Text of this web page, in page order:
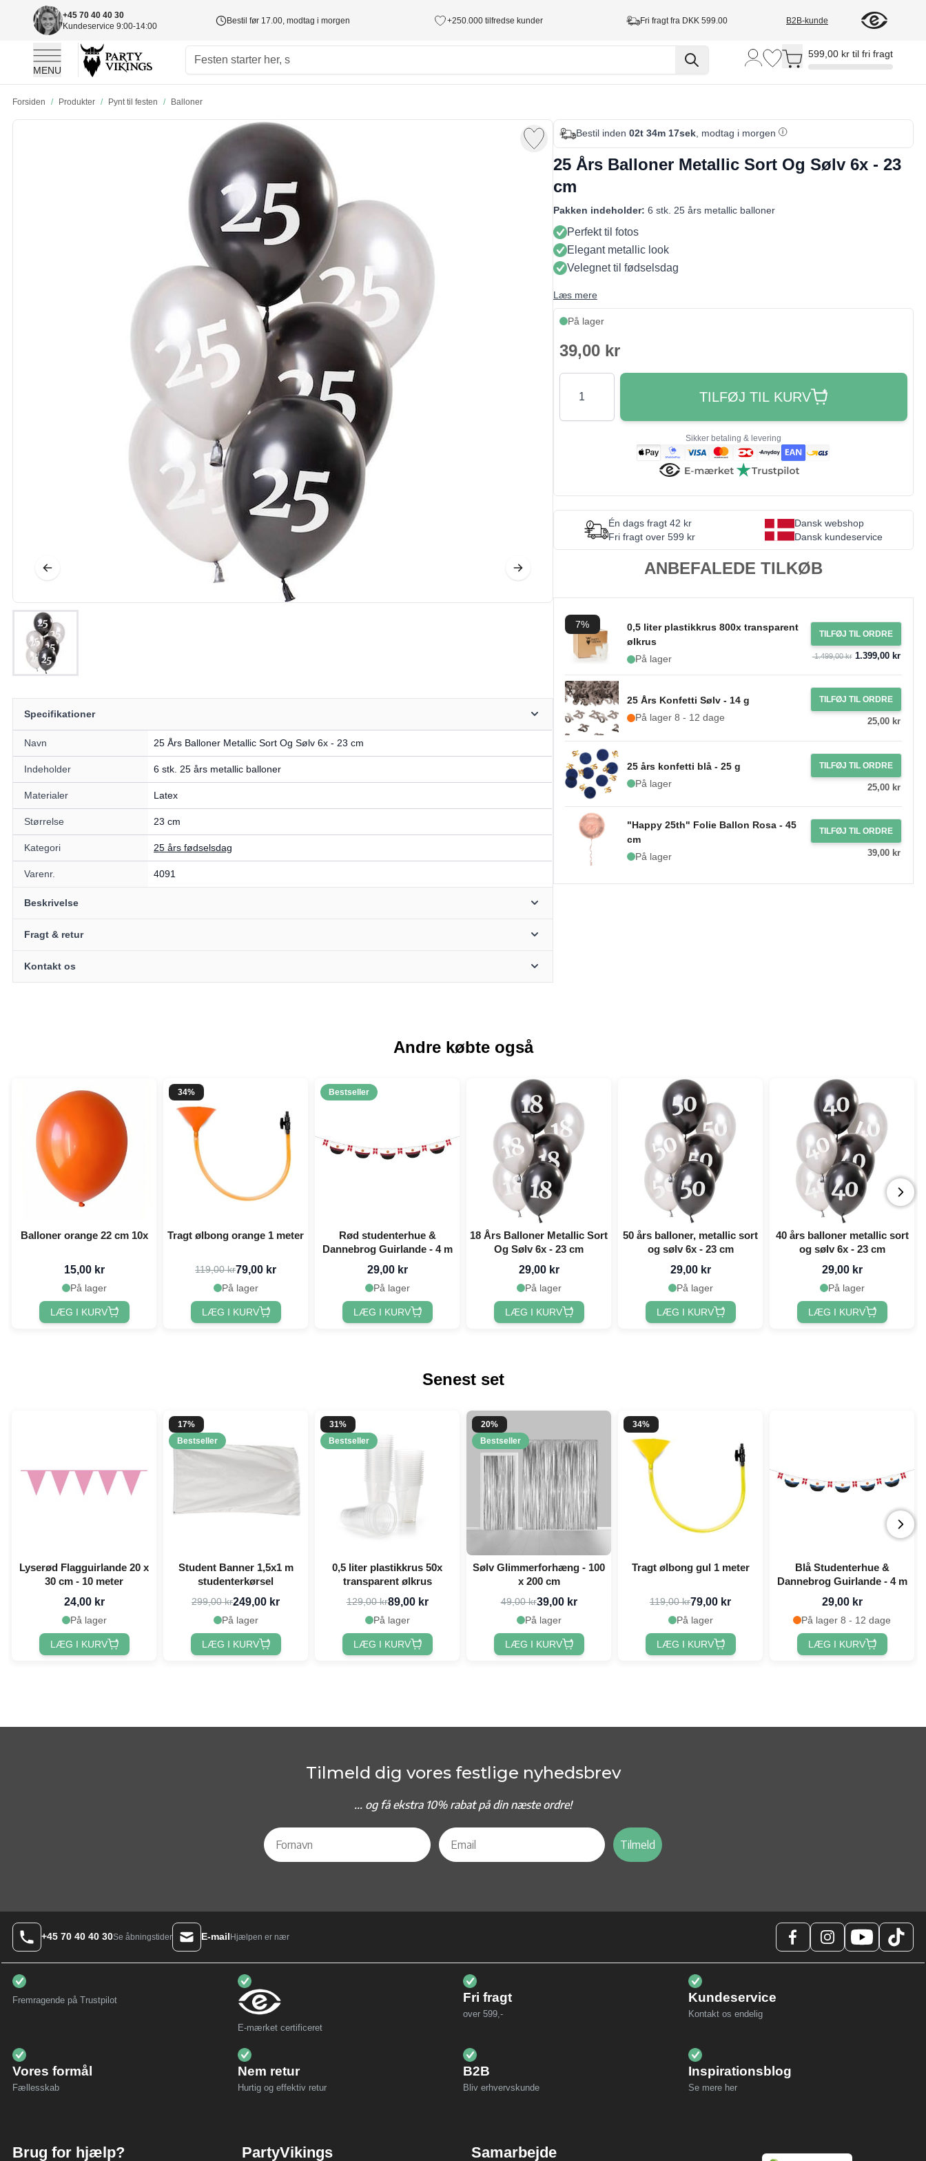
+45 70 40 40 30
Kundeservice 9:00-14:00
Bestil før 17.00, modtag i morgen +250.000 tilfredse kunder Fri fragt fra DKK 599.00 B2B-kunde
MENU
Toggle minicart, Cart is empty
599,00 kr til fri fragt
Forsiden / Produkter / Pynt til festen / Balloner
Specifikationer
Navn 25 Års Balloner Metallic Sort Og Sølv 6x - 23 cm
Indeholder 6 stk. 25 års metallic balloner
Materialer Latex
Størrelse 23 cm
Kategori 25 års fødselsdag
Varenr. 4091
Beskrivelse
Fragt & retur
Kontakt os
Bestil inden 02t 34m 17sek, modtag i morgen
25 Års Balloner Metallic Sort Og Sølv 6x - 23
cm
Pakken indeholder: 6 stk. 25 års metallic balloner
Perfekt til fotos
Elegant metallic look
Velegnet til fødselsdag
Læs mere
På lager
39,00 kr
Antal
TILFØJ TIL KURV
Sikker betaling & levering
Én dags fragt 42 kr
Fri fragt over 599 kr
Dansk webshop
Dansk kundeservice
ANBEFALEDE TILKØB
7%
0,5 liter plastikkrus 800x transparent
ølkrus
På lager
TILFØJ TIL ORDRE
1.499,00 kr1.399,00 kr
25 Års Konfetti Sølv - 14 g
På lager 8 - 12 dage
TILFØJ TIL ORDRE
25,00 kr
25 års konfetti blå - 25 g
På lager
TILFØJ TIL ORDRE
25,00 kr
"Happy 25th" Folie Ballon Rosa - 45
cm
På lager
TILFØJ TIL ORDRE
39,00 kr
Andre købte også
Balloner orange 22 cm 10x
15,00 kr
På lager
LÆG I KURV
34%
Tragt ølbong orange 1 meter
119,00 kr79,00 kr
På lager
LÆG I KURV
Bestseller
Rød studenterhue &
Dannebrog Guirlande - 4 m
29,00 kr
På lager
LÆG I KURV
18 Års Balloner Metallic Sort
Og Sølv 6x - 23 cm
29,00 kr
På lager
LÆG I KURV
50 års balloner, metallic sort
og sølv 6x - 23 cm
29,00 kr
På lager
LÆG I KURV
40 års balloner metallic sort
og sølv 6x - 23 cm
29,00 kr
På lager
LÆG I KURV
Senest set
Lyserød Flagguirlande 20 x
30 cm - 10 meter
24,00 kr
På lager
LÆG I KURV
17%
Bestseller
Student Banner 1,5x1 m
studenterkørsel
299,00 kr249,00 kr
På lager
LÆG I KURV
31%
Bestseller
0,5 liter plastikkrus 50x
transparent ølkrus
129,00 kr89,00 kr
På lager
LÆG I KURV
20%
Bestseller
Sølv Glimmerforhæng - 100
x 200 cm
49,00 kr39,00 kr
På lager
LÆG I KURV
34%
Tragt ølbong gul 1 meter
119,00 kr79,00 kr
På lager
LÆG I KURV
Blå Studenterhue &
Dannebrog Guirlande - 4 m
29,00 kr
På lager 8 - 12 dage
LÆG I KURV
Tilmeld dig vores festlige nyhedsbrev
... og få ekstra 10% rabat på din næste ordre!
Tilmeld
+45 70 40 40 30Se åbningstider E-mailHjælpen er nær
Fremragende på Trustpilot
E-mærket certificeret
Fri fragt
over 599,-
Kundeservice
Kontakt os endelig
Vores formål
Fællesskab
Nem retur
Hurtig og effektiv retur
B2B
Bliv erhvervskunde
Inspirationsblog
Se mere her
Brug for hjælp? PartyVikings Samarbejde